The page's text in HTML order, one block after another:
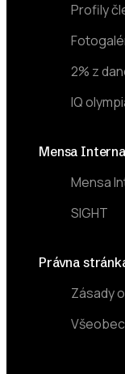
Profily
2% z
IQ
Mensa
Mensa
SIGHT
Právna
Zásady